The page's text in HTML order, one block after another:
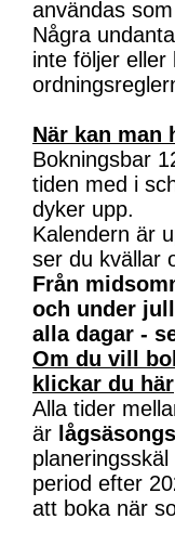
användas
Några
inte följer
När kan man
Bokningsbar
tiden med i
dyker upp.
Kalendern är
ser du kvällar
Från
och under
alla dagar -
Om du vill
klickar du här
Alla tider
är
period efter
att boka när